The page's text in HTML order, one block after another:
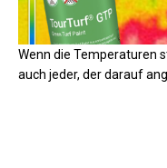
Wenn die Temperaturen
auch jeder, der darauf